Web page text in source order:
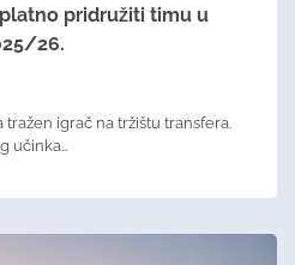
pridružiti timu u
26.
igrač na tržištu transfera.
učinka…